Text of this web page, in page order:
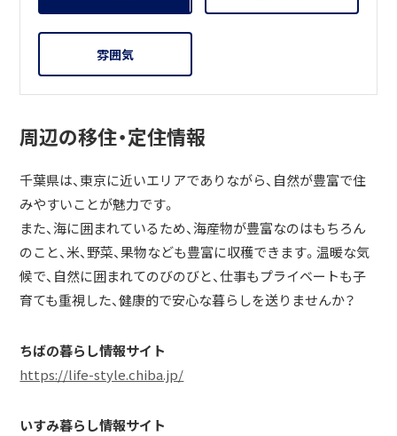
雰囲気
周辺の移住・定住情報
千葉県は、東京に近いエリアでありながら、自然が豊富で住
みやすいことが魅力です。
また、海に囲まれているため、海産物が豊富なのはもちろん
のこと、米、野菜、果物なども豊富に収穫できます。温暖な気
候で、自然に囲まれてのびのびと、仕事もプライベートも子
育ても重視した、健康的で安心な暮らしを送りませんか？
ちばの暮らし情報サイト
https://life-style.chiba.jp/
いすみ暮らし情報サイト